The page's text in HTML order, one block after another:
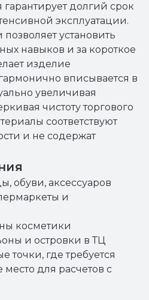
долгий срок
эксплуатации.
установить
навыков и за короткое
изделие
вписывается в
увеличивая
чистоту торгового
соответствуют
и не содержат
обуви, аксессуаров
и
косметики
и островки в ТЦ
точки, где требуется
для расчетов с